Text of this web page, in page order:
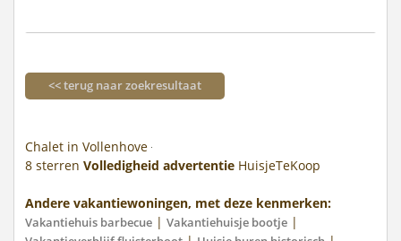
<< terug naar zoekresultaat
Chalet in Vollenhove
8 sterren Volledigheid advertentie HuisjeTeKoop
Andere vakantiewoningen, met deze kenmerken:
Vakantiehuis barbecue | Vakantiehuisje bootje |